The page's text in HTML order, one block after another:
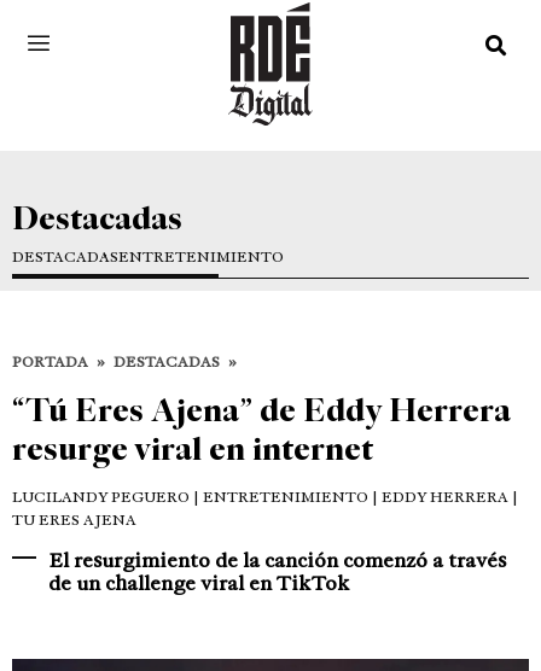
Destacadas
DESTACADASENTRETENIMIENTO
PORTADA » DESTACADAS »
“Tú Eres Ajena” de Eddy Herrera
resurge viral en internet
LUCILANDY PEGUERO | ENTRETENIMIENTO | EDDY HERRERA |
TU ERES AJENA
El resurgimiento de la canción comenzó a través
de un challenge viral en TikTok